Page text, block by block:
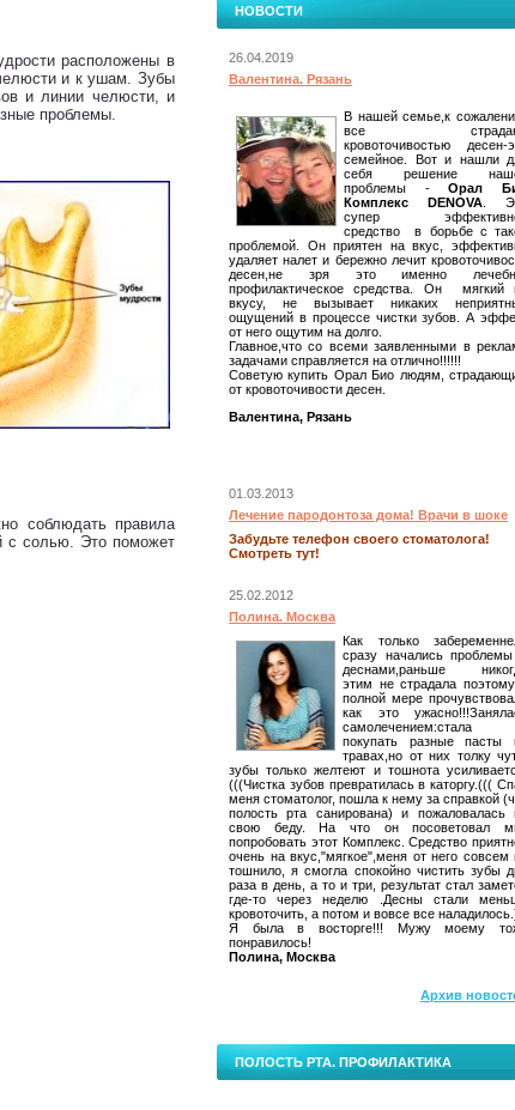
расположены в
и к ушам. Зубы
и линии челюсти, и
проблемы.
соблюдать правила
с солью. Это поможет
НОВОСТИ
26.04.2019
Валентина. Рязань
В нашей семье,к
все
кровоточивостью десен-
семейное. Вот и нашли
себя решение
проблемы -Орал
Комплекс DENOVA .
супер
средство в борьбе с
проблемой. Он приятен на вкус,
удаляет налет и бережно лечит
десен,не зря это именно
профилактическое средства. Он мягкий
вкусу, не вызывает никаких
ощущений в процессе чистки зубов. А
от него ощутим на долго.
Главное,что со всеми заявленными в
задачами справляется на отлично!!!!!!
Советую купить Орал Био людям,
от кровоточивости десен.
Валентина, Рязань
01.03.2013
Лечение пародонтоза дома! Врачи в шоке
Забудьте телефон своего стоматолога!
Смотреть тут!
25.02.2012
Полина. Москва
Как только
сразу начались
деснами,раньше
этим не страдала
полной мере
как это
самолечением:стала
покупать разные пасты
травах,но от них толку
зубы только желтеют и тошнота
(((Чистка зубов превратилась в каторгу.(((
меня стоматолог, пошла к нему за справкой
полость рта санирована) и пожаловалась
свою беду. На что он посоветовал
попробовать этот Комплекс. Средство
очень на вкус,"мягкое",меня от него совсем
тошнило, я смогла спокойно чистить зубы
раза в день, а то и три, результат стал
где-то через неделю .Десны стали
кровоточить, а потом и вовсе все
Я была в восторге!!! Мужу моему
понравилось!
Полина, Москва
Архив
ПОЛОСТЬ РТА. ПРОФИЛАКТИКА